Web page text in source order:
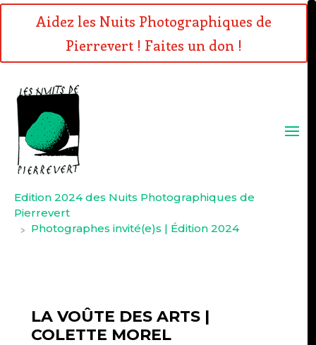
Aidez les Nuits Photographiques de
Pierrevert ! Faites un don !
Edition 2024 des Nuits Photographiques de
Pierrevert
> Photographes invité(e)s | Édition 2024
LA VOÛTE DES ARTS |
COLETTE MOREL